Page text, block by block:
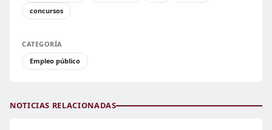
concursos
CATEGORÍA
Empleo público
NOTICIAS RELACIONADAS